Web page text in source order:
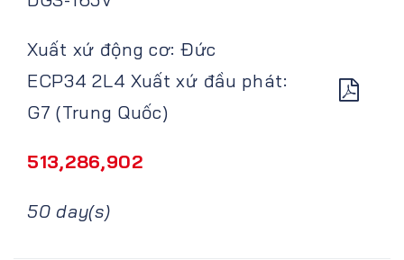
Xuất xứ động cơ: Đức
ECP34 2L4 Xuất xứ đầu phát:
G7 (Trung Quốc)
513,286,902
50 day(s)